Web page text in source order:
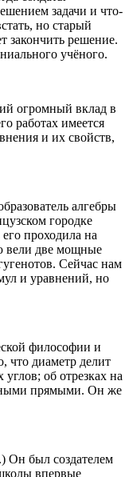
задачи и что-
но старый
закончить решение.
учёного.
огромный вклад в
работах имеется
и их свойств,
алгебры
городке
проходила на
вели две мощные
Сейчас нам
и уравнений, но
философии и
что диаметр делит
об отрезках на
прямыми. Он же
Он был создателем
впервые